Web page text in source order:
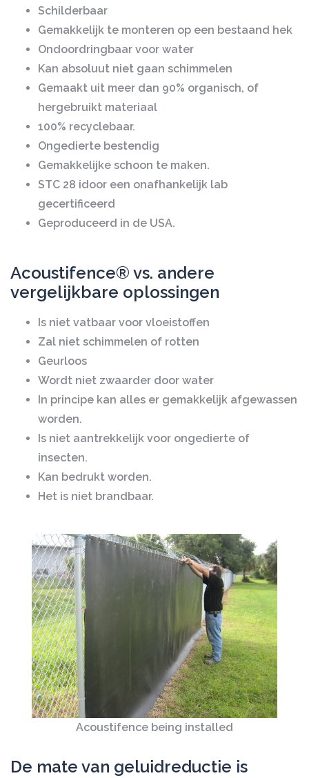
Schilderbaar
Gemakkelijk te monteren op een bestaand hek
Ondoordringbaar voor water
Kan absoluut niet gaan schimmelen
Gemaakt uit meer dan 90% organisch, of
hergebruikt materiaal
100% recyclebaar.
Ongedierte bestendig
Gemakkelijke schoon te maken.
STC 28 idoor een onafhankelijk lab
gecertificeerd
Geproduceerd in de USA.
Acoustifence® vs. andere
vergelijkbare oplossingen
Is niet vatbaar voor vloeistoffen
Zal niet schimmelen of rotten
Geurloos
Wordt niet zwaarder door water
In principe kan alles er gemakkelijk afgewassen
worden.
Is niet aantrekkelijk voor ongedierte of
insecten.
Kan bedrukt worden.
Het is niet brandbaar.
Acoustifence being installed
De mate van geluidreductie is